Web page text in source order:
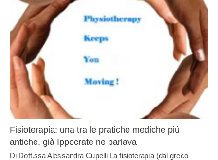
Fisioterapia: una tra le pratiche mediche più
antiche, già Ippocrate ne parlava
Di Dott.ssa Alessandra Cupelli La fisioterapia (dal greco